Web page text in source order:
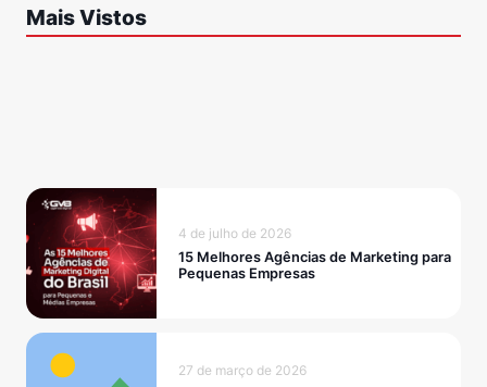
Mais Vistos
4 de julho de 2026
15 Melhores Agências de Marketing para
Pequenas Empresas
27 de março de 2026